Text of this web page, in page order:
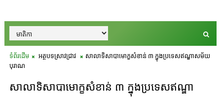
ទំព័រដើម អត្ថបទស្រាវជ្រាវ
សាលាទិសាបាមោក្ខសំខាន់ ៣ ក្នុងប្រទេសឥណ្ឌាសម័យ
បុរាណ
សាលាទិសាបាមោក្ខសំខាន់ ៣ ក្នុងប្រទេសឥណ្ឌា